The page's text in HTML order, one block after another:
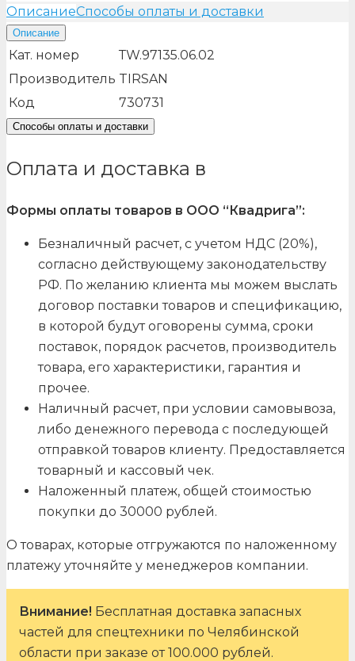
ОписаниеСпособы оплаты и доставки
Описание
Кат. номер
ТW.97135.06.02
Производитель TIRSAN
Код
730731
Способы оплаты и доставки
Оплата и доставка в
Формы оплаты товаров в ООО “Квадрига”:
Безналичный расчет, с учетом НДС (20%),
согласно действующему законодательству
РФ. По желанию клиента мы можем выслать
договор поставки товаров и спецификацию,
в которой будут оговорены сумма, сроки
поставок, порядок расчетов, производитель
товара, его характеристики, гарантия и
прочее.
Наличный расчет, при условии самовывоза,
либо денежного перевода с последующей
отправкой товаров клиенту. Предоставляется
товарный и кассовый чек.
Наложенный платеж, общей стоимостью
покупки до 30000 рублей.
О товарах, которые отгружаются по наложенному
платежу уточняйте у менеджеров компании.
Внимание! Бесплатная доставка запасных
частей для спецтехники по Челябинской
области при заказе от 100.000 рублей.